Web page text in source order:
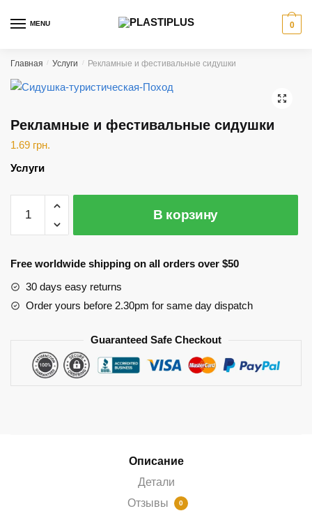
MENU 0
Главная / Услуги / Рекламные и фестивальные сидушки
🔍
Рекламные и фестивальные сидушки
1.69 грн.
Услуги
Количество
Рекламные
и
сидушки
В корзину
Free worldwide shipping on all orders over $50
30 days easy returns
Order yours before 2.30pm for same day dispatch
Guaranteed Safe Checkout
Описание
Детали
Отзывы
0